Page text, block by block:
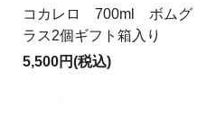
コカレロ 700ml ボムグ
ラス2個ギフト箱入り
5,500円(税込)